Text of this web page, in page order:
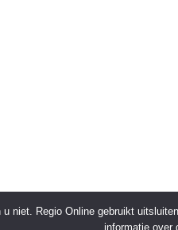
niet. Regio Online gebruikt
informatie over